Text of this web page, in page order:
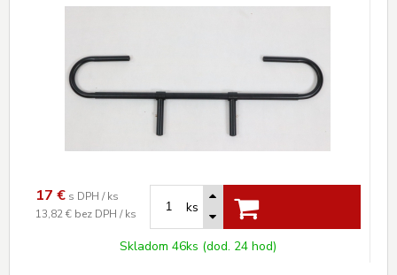
17 € s DPH / ks
13,82 € bez DPH / ks ks
Skladom 46ks (dod. 24 hod)